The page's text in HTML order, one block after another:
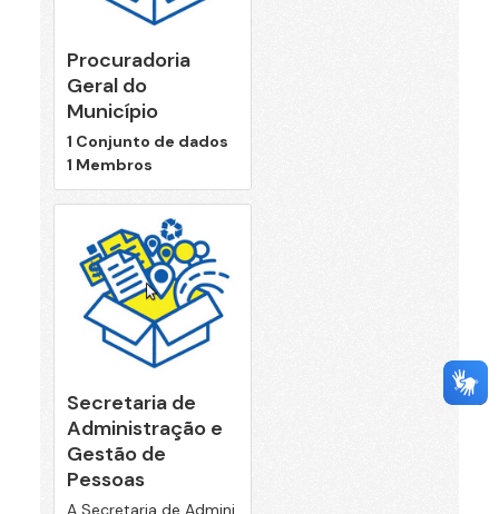
Procuradoria
Geral do
Município
1 Conjunto de dados
1 Membros
Secretaria de
Administração e
Gestão de
Pessoas
A Secretaria de Admini